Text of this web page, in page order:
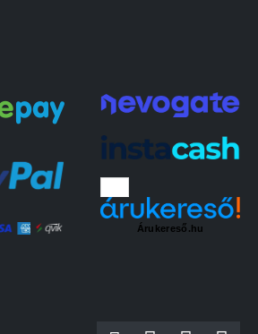
Árukereső.hu